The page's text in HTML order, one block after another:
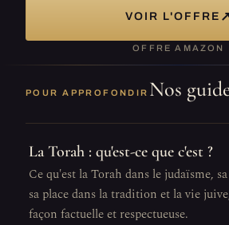
VOIR L'OFFRE ↗
OFFRE AMAZON
POUR APPROFONDIR Nos
La Torah : qu'est-ce que c'est ?
Ce qu'est la Torah dans le judaïsme,
sa place dans la tradition et la vie
façon factuelle et respectueuse.